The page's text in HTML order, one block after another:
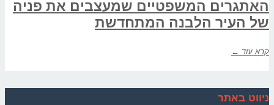
האתגרים המשפטיים שמעצבים את פניה
של העיר הלבנה המתחדשת
קרא עוד ←
ניווט באתר